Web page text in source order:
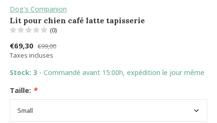
Dog's Companion
Lit pour chien café latte tapisserie
(0)
€69,30 €99,00
Taxes incluses
Stock: 3 - Commandé avant 15:00h, expédition le jour même
Taille: *